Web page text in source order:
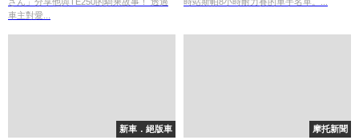
車主對愛...
新車．絕版車 摩托新聞